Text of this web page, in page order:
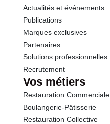
Protéines
Sel
Actualités et événements
Publications
Marques exclusives
Partenaires
Solutions professionnelles
Recrutement
Vos métiers
Restauration Commerciale
Boulangerie-Pâtisserie
Restauration Collective